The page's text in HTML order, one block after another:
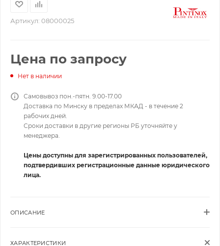
Артикул: 08000025
Цена по запросу
Нет в наличии
Самовывоз пон.-пятн. 9.00-17.00
Доставка по Минску в пределах МКАД - в течение 2
рабочих дней.
Сроки доставки в другие регионы РБ уточняйте у
менеджера.
Цены доступны для зарегистрированных пользователей,
подтвердивших регистрационные данные юридического
лица.
ОПИСАНИЕ
ХАРАКТЕРИСТИКИ